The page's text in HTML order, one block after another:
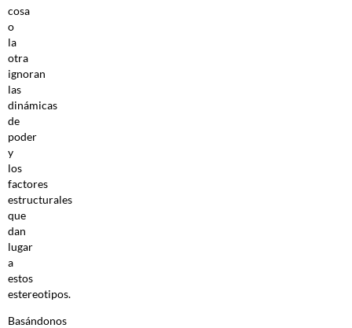
cosa
o
la
otra
ignoran
las
dinámicas
de
poder
y
los
factores
estructurales
que
dan
lugar
a
estos
estereotipos.
Basándonos